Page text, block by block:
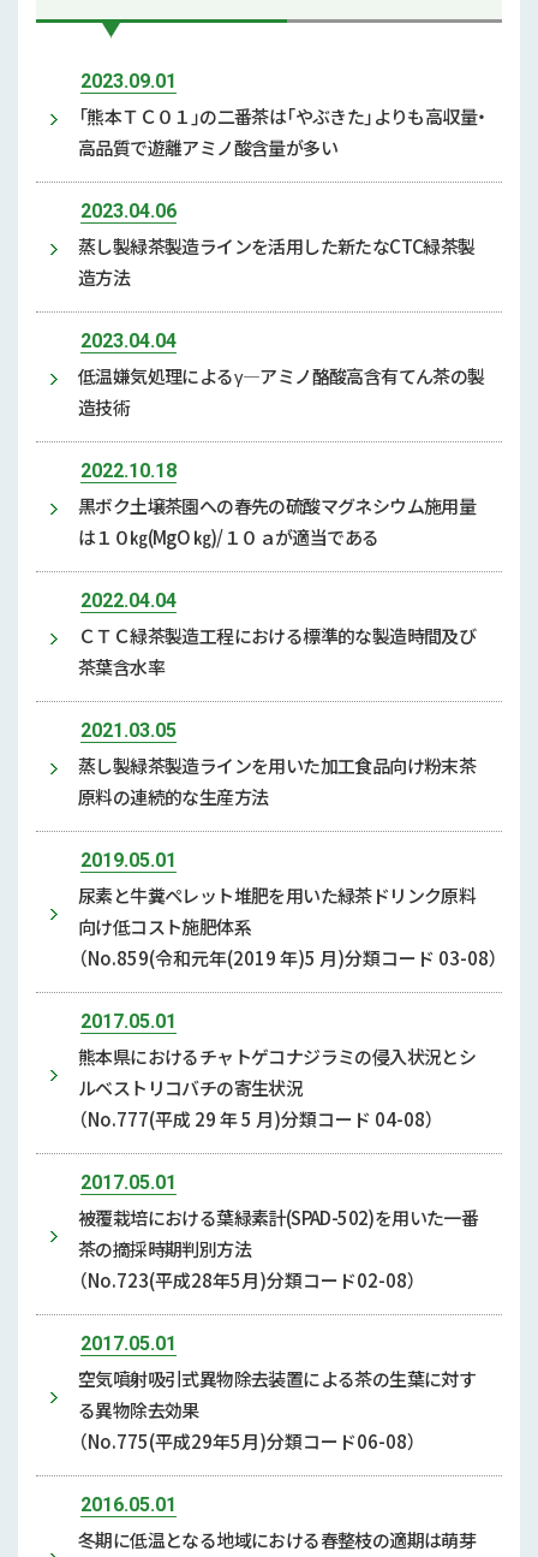
2023.09.01
「熊本ＴＣ０１」の二番茶は「やぶきた」よりも高収量・
高品質で遊離アミノ酸含量が多い
2023.04.06
蒸し製緑茶製造ラインを活用した新たなCTC緑茶製
造方法
2023.04.04
低温嫌気処理によるγ―アミノ酪酸高含有てん茶の製
造技術
2022.10.18
黒ボク土壌茶園への春先の硫酸マグネシウム施用量
は１０㎏(MgO ㎏)/１０ａが適当である
2022.04.04
ＣＴＣ緑茶製造工程における標準的な製造時間及び
茶葉含水率
2021.03.05
蒸し製緑茶製造ラインを用いた加工食品向け粉末茶
原料の連続的な生産方法
2019.05.01
尿素と牛糞ペレット堆肥を用いた緑茶ドリンク原料
向け低コスト施肥体系
（No.859(令和元年(2019 年)5 月)分類コード 03-08）
2017.05.01
熊本県におけるチャトゲコナジラミの侵入状況とシ
ルベストリコバチの寄生状況
（No.777(平成 29 年 5 月)分類コード 04-08）
2017.05.01
被覆栽培における葉緑素計(SPAD-502)を用いた一番
茶の摘採時期判別方法
（No.723(平成28年5月)分類コード02-08）
2017.05.01
空気噴射吸引式異物除去装置による茶の生葉に対す
る異物除去効果
（No.775(平成29年5月)分類コード06-08）
2016.05.01
冬期に低温となる地域における春整枝の適期は萌芽